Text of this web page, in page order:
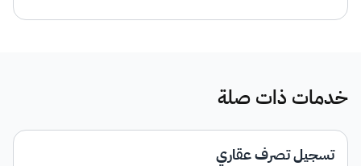
خدمات ذات صلة
تسجيل تصرف عقاري